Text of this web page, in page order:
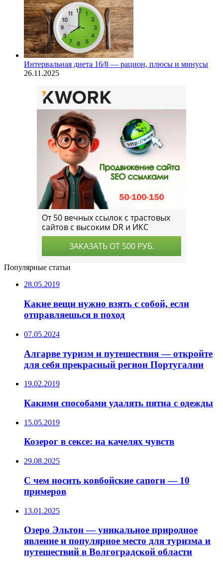
Интервальная диета 16/8 — рацион, плюсы и минусы
26.11.2025
Популярные статьи
28.05.2019
Какие вещи нужно взять с собой, если
отправляешься в поход
07.05.2024
Алгарве туризм и путешествия — откройте
для себя прекрасный регион Португалии
19.02.2019
Какими способами удалять пятна с одежды
15.05.2019
Козерог в сексе: на качелях чувств
29.08.2025
С чем носить ковбойские сапоги — 10
примеров
13.01.2025
Озеро Эльтон — уникальное природное
явление и популярное место для туризма и
путешествий в Волгоградской области